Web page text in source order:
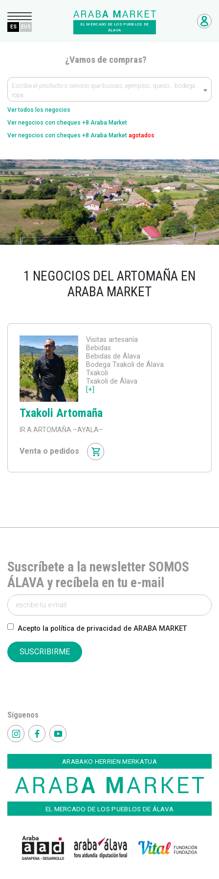
EL MERCADO DE LOS PUEBLOS DE
ÁLAVA
ES EUS
¿Vamos de compras?
Escribe el producto o servicio que buscas, ejemplos; queso… bodega…
ropa
Ver todos los negocios
Ver negocios con cheques +8 Araba Market
Ver negocios con cheques +8 Araba Market agotados
1 NEGOCIOS DEL ARTOMAÑA EN
ARABA MARKET
Visitas artesanía
Bebidas
Bebidas de Álava
Bodega Txakoli de Álava
Txakoli
Txakoli de Álava
[+]
Txakoli Artomaña
IR A ARTOMAÑA –AYALA–
Venta o pedidos
Suscríbete a la newsletter SOMOS
ÁLAVA y recíbela en tu e-mail
Acepto la política de privacidad de ARABA MARKET
SUSCRIBIRME
Síguenos
ARABAKO HERRIEN MERKATUA
EL MERCADO DE LOS PUEBLOS DE ÁLAVA